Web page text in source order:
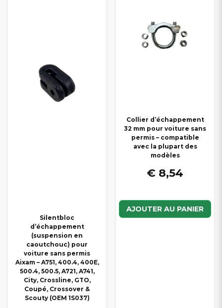
Silentbloc
d’échappement
(suspension en
caoutchouc) pour
voiture sans permis
Aixam – A751, 400.4, 400E,
500.4, 500.5, A721, A741,
City, Crossline, GTO,
Coupé, Crossover &
Scouty (OEM 1S037)
Collier d’échappement
32 mm pour voiture sans
permis – compatible
avec la plupart des
modèles
€ 8,54
AJOUTER AU PANIER